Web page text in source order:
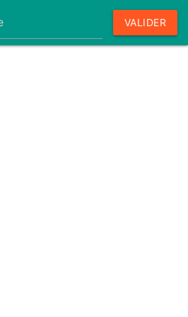
VALIDER